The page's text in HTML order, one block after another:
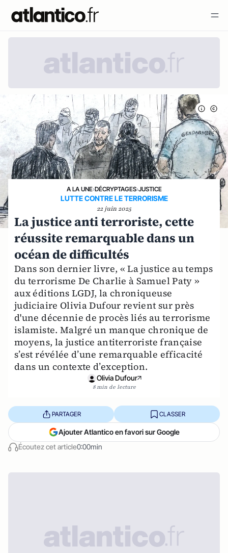
A LA UNE›DÉCRYPTAGES›JUSTICE
LUTTE CONTRE LE TERRORISME
22 juin 2025
La justice anti terroriste, cette
réussite remarquable dans un
océan de difficultés
Dans son dernier livre, « La justice au temps
du terrorisme De Charlie à Samuel Paty »
aux éditions LGDJ, la chroniqueuse
judiciaire Olivia Dufour revient sur près
d'une décennie de procès liés au terrorisme
islamiste. Malgré un manque chronique de
moyens, la justice antiterroriste française
s’est révélée d’une remarquable efficacité
dans un contexte d’exception.
Olivia Dufour
8 min de lecture
Écoutez cet article0:00min
PARTAGER CLASSER
Ajouter Atlantico en favori sur Google